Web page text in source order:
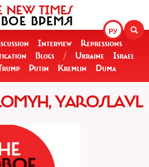
РУ
NEW TIMES
ВРЕМЯ
Interview
Repressions
Blogs / Ukraine
Israel
Putin Kremlin Duma
YAROSLAVL